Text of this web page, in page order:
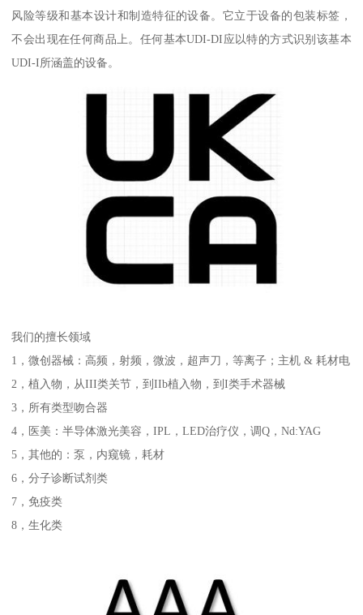
风险等级和基本设计和制造特征的设备。它立于设备的包装标签，
不会出现在任何商品上。任何基本UDI-DI应以特的方式识别该基本
UDI-I所涵盖的设备。
我们的擅长领域
1，微创器械：高频，射频，微波，超声刀，等离子；主机 & 耗材电
2，植入物，从III类关节，到IIb植入物，到I类手术器械
3，所有类型吻合器
4，医美：半导体激光美容，IPL，LED治疗仪，调Q，Nd:YAG
5，其他的：泵，内窥镜，耗材
6，分子诊断试剂类
7，免疫类
8，生化类